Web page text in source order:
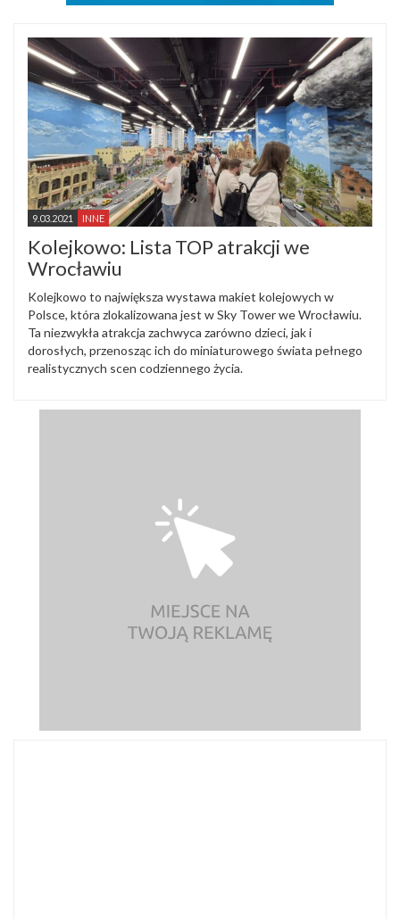
9.03.2021 INNE
Kolejkowo: Lista TOP atrakcji we
Wrocławiu
Kolejkowo to największa wystawa makiet kolejowych w
Polsce, która zlokalizowana jest w Sky Tower we Wrocławiu.
Ta niezwykła atrakcja zachwyca zarówno dzieci, jak i
dorosłych, przenosząc ich do miniaturowego świata pełnego
realistycznych scen codziennego życia.